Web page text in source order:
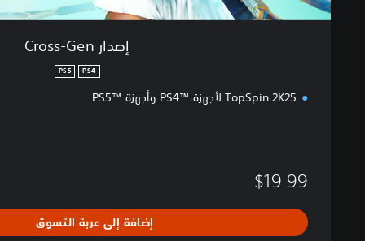
إصدار Cross-Gen
PS4
PS5
TopSpin 2K25 لأجهزة ™PS4 وأجهزة ™PS5
$19.99
إضافة إلى عربة التسوق